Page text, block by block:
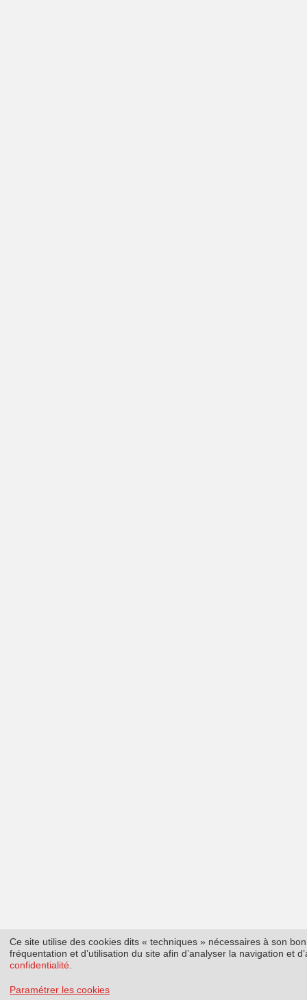
Ce site utilise des cookies dits « techniques » nécessaires à son
fréquentation et d’utilisation du site afin d’analyser la navigation et
confidentialité
Paramétrer les cookies